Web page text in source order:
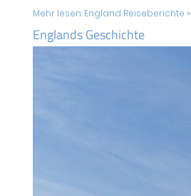
Mehr lesen: England Reiseberichte »
Englands Geschichte